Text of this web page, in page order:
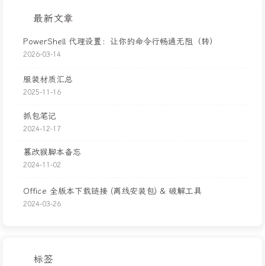
最新文章
PowerShell 代理设置：让你的命令行畅通无阻（转）
2026-03-14
服装材质汇总
2025-11-16
抓包笔记
2024-12-17
篡改猴脚本备忘
2024-11-02
Office 全版本下载链接 (离线安装包) & 破解工具
2024-03-26
标签